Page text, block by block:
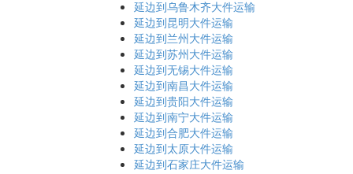
延边到乌鲁木齐大件运输
延边到昆明大件运输
延边到兰州大件运输
延边到苏州大件运输
延边到无锡大件运输
延边到南昌大件运输
延边到贵阳大件运输
延边到南宁大件运输
延边到合肥大件运输
延边到太原大件运输
延边到石家庄大件运输